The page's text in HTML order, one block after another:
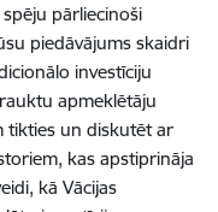
pārliecinoši
piedāvājums skaidri
investīciju
apmeklētāju
tikties un diskutēt ar
kas apstiprināja
kā Vācijas